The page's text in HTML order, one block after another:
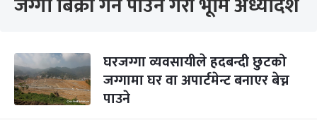
घरजग्गा व्यवसायीले हदबन्दी छुटको
जग्गामा घर वा अपार्टमेन्ट बनाएर बेच्न
पाउने